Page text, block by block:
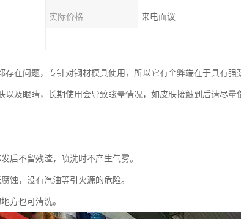
实际价格 来电面议
在问题，专针对钢材模具使用，所以它有个弊端在于具有强
及眼睛，长期使用会导致眩晕情况，如皮肤接触到后请尽量
后不留残渣，喷洗时不产生气雾。
蚀，没有汽油等引火源的危险。
方也可清洗。